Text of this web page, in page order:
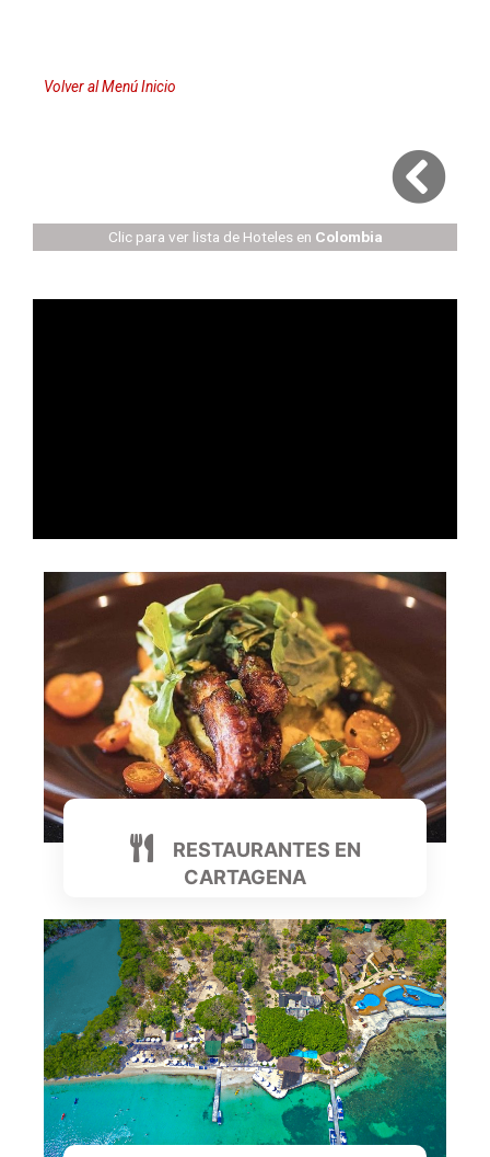
Volver al Menú Inicio
Clic para ver lista de Hoteles en Colombia
RESTAURANTES EN
CARTAGENA
Mas Información